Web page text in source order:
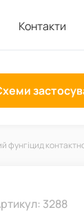
Контакти
фунгіцид
3288